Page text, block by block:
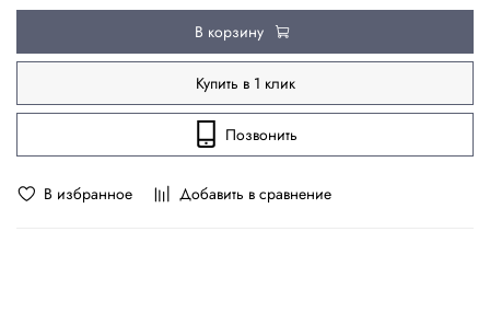
В избранное Добавить в сравнение
В корзину
Купить в 1 клик
Позвонить